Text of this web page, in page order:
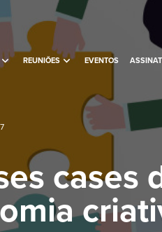
expand_more REUNIÕES expand_more EVENTOS
cases